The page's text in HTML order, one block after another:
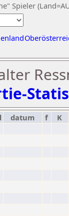
Spieler
datum f
K